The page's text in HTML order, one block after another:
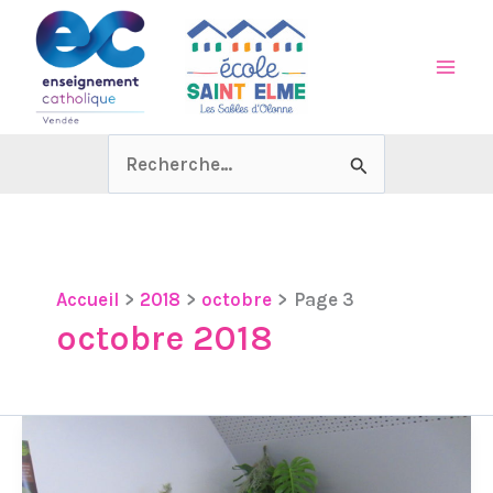
contenu
Rechercher :
Accueil 2018 octobre Page 3
octobre 2018